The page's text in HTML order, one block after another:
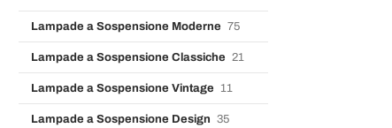
Lampade a Sospensione Moderne 75
Lampade a Sospensione Classiche 21
Lampade a Sospensione Vintage 11
Lampade a Sospensione Design 35